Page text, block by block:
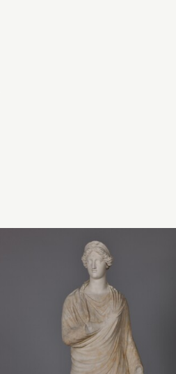
Inventaire de 1707 : «
statue de marbre blanc
représentant un jeune
Bacchus, nud, en pied,
ayant la teste entourée